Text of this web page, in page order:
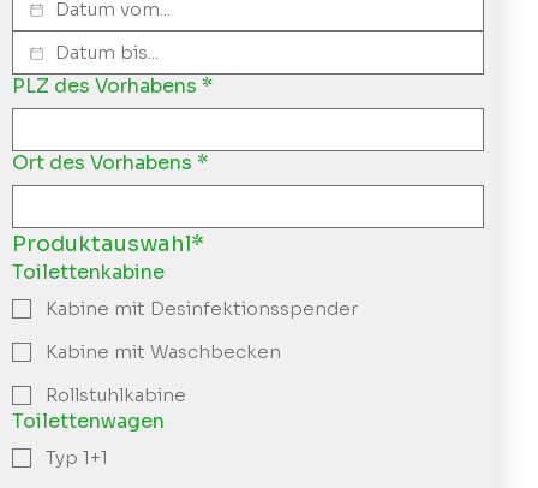
PLZ des Vorhabens *
Ort des Vorhabens *
Produktauswahl*
Toilettenkabine
Kabine mit Desinfektionsspender
Kabine mit Waschbecken
Rollstuhlkabine
Toilettenwagen
Typ 1+1